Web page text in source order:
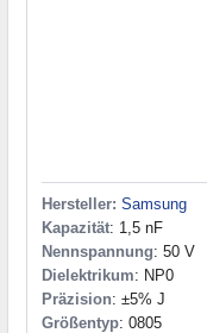
Hersteller: Samsung
Kapazität: 1,5 nF
Nennspannung: 50 V
Dielektrikum: NP0
Präzision: ±5% J
Größentyp: 0805